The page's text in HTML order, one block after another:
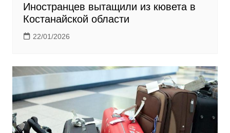
Иностранцев вытащили из кювета в
Костанайской области
22/01/2026